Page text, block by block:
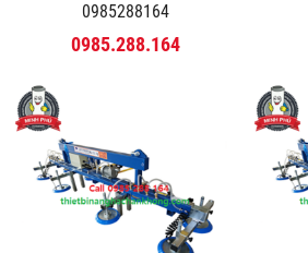
0985288164
0985.288.164